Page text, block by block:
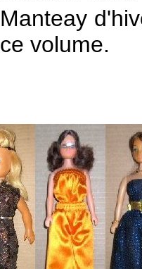
Manteay
ce volume.